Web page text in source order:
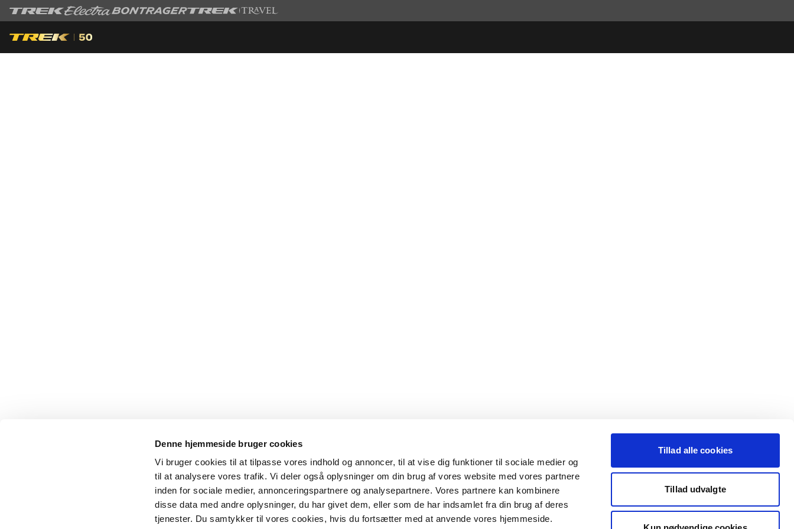
Denne hjemmeside bruger cookies
Vi bruger cookies til at tilpasse vores indhold og annoncer, til at vise dig funktioner til sociale medier og
til at analysere vores trafik. Vi deler også oplysninger om din brug af vores website med vores partnere
inden for sociale medier, annonceringspartnere og analysepartnere. Vores partnere kan kombinere
disse data med andre oplysninger, du har givet dem, eller som de har indsamlet fra din brug af deres
tjenester. Du samtykker til vores cookies, hvis du fortsætter med at anvende vores hjemmeside.
Tillad alle cookies
Tillad udvalgte